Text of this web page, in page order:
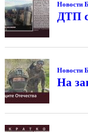
Новости
ДТП с
Новости
На